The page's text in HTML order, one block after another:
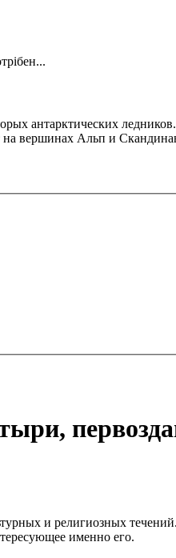
антарктических
на вершинах Альп и
и религиозных
именно его.